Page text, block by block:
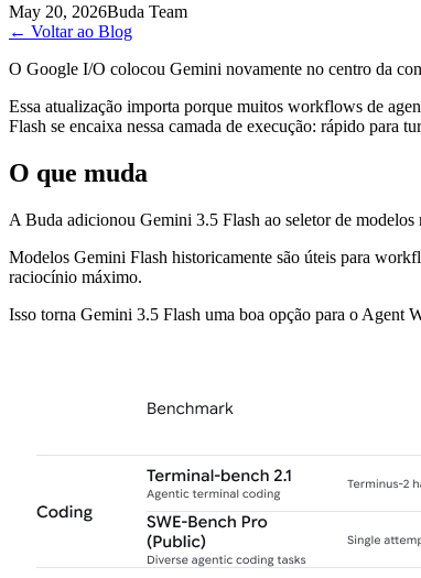
May 20, 2026Buda Team
← Voltar ao Blog
O Google I/O colocou Gemini novamente no centro da
Essa atualização importa porque muitos workflows de
Flash se encaixa nessa camada de execução: rápido para
O que muda
A Buda adicionou Gemini 3.5 Flash ao seletor de modelos
Modelos Gemini Flash historicamente são úteis para
raciocínio máximo.
Isso torna Gemini 3.5 Flash uma boa opção para o Agent